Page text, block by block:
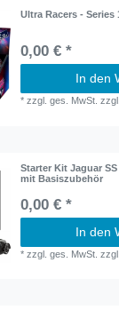
Ultra Racers -
0,00 € *
In den
*zzgl. ges. MwSt.
Starter Kit Jaguar
mit Basiszubehör
0,00 € *
In den
*zzgl. ges. MwSt.